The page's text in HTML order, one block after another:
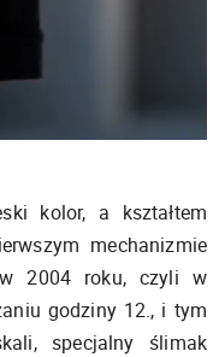
kolor, a kształtem
mechanizmie
w 2004 roku, czyli w
godziny 12., i tym
specjalny ślimak